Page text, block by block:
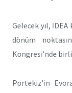
Gelecek yıl,
dönüm
Kongresi’nde
Portekiz’in